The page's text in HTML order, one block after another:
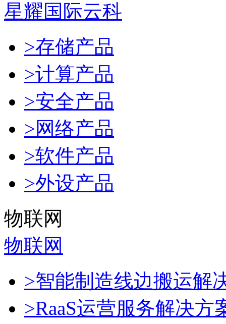
星耀国际云科
>存储产品
>计算产品
>安全产品
>网络产品
>软件产品
>外设产品
物联网
物联网
>智能制造线边搬运解
>RaaS运营服务解决方